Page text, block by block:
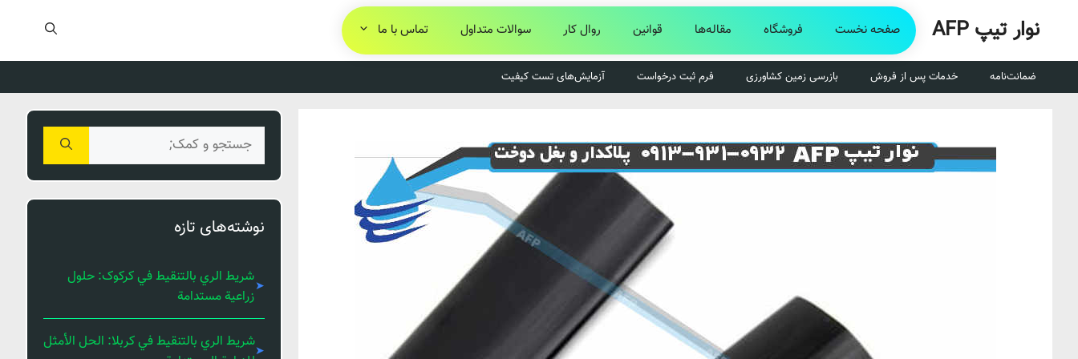
نوار تیپ AFP صفحه نخست فروشگاه مقاله‌ها قوانین روال کار سوالات متداول تماس با ما
ضمانت‌نامه خدمات پس از فروش بازرسی زمین کشاورزی فرم ثبت درخواست آزمایش‌های تست کیفیت
برای:
نوشته‌های تازه
شريط الري بالتنقيط في کرکوک: حلول
زراعية مستدامة
شريط الري بالتنقيط في كربلا: الحل الأمثل